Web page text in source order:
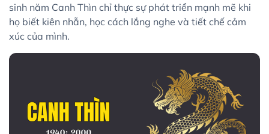
sinh năm Canh Thìn chỉ thực sự phát triển mạnh mẽ khi
họ biết kiên nhẫn, học cách lắng nghe và tiết chế cảm
xúc của mình.